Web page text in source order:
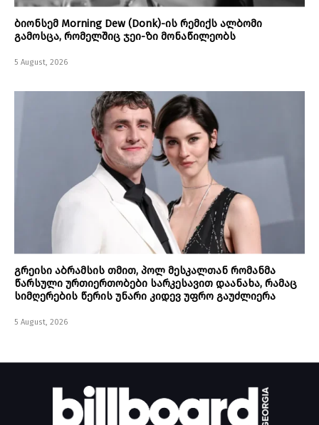
ბიონსემ Morning Dew (Donk)-ის რემიქს ალბომი
გამოსცა, რომელშიც ჯეი-ზი მონაწილეობს
5 August, 2026
გრეისი აბრამსის თმით, პოლ მესკალთან რომანმა
წარსული ურთიერთობები სარკესავით დაანახა, რამაც
სიმღერების წერის უნარი კიდევ უფრო გაუძლიერა
5 August, 2026